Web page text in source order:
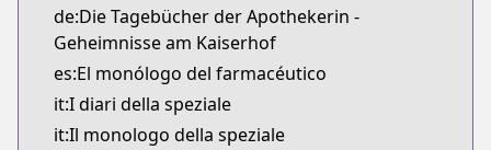
MangaUpdates
MangaUpdates
novelUpdates
novelUpdates
https://www.novelupdates.com/series/kusuriya-
de:Die Tagebücher der Apothekerin -
Geheimnisse am Kaiserhof
es:El monólogo del farmacéutico
it:I diari della speziale
it:Il monologo della speziale